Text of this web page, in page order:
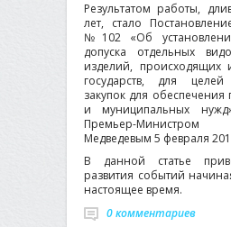
Результатом работы,
лет, стало
№102 «Об
допуска отдельных
изделий, происходящих
государств, для целей
закупок для обеспечения
и муниципальных
Премьер-
Медведевым 5 февраля
В данной статье
развития событий
настоящее время.
0 комментариев